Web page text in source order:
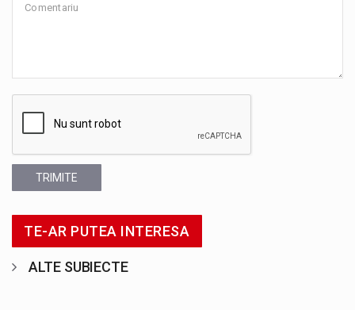
TRIMITE
TE-AR PUTEA INTERESA
ALTE SUBIECTE